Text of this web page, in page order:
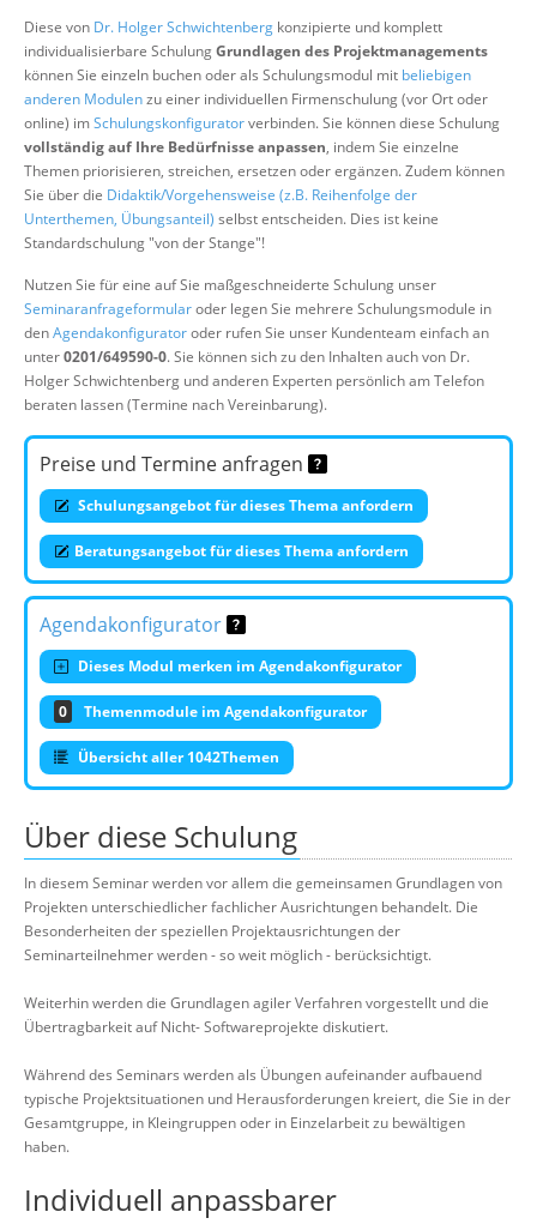
Suche
Diese von Dr. Holger Schwichtenberg konzipierte und komplett
individualisierbare SchulungGrundlagen des Projektmanagements
können Sie einzeln buchen oder als Schulungsmodul mit beliebigen
anderen Modulenzu einer individuellen Firmenschulung (vor Ort oder
online) imSchulungskonfiguratorverbinden. Sie können diese Schulung
vollständig auf Ihre Bedürfnisse anpassen, indem Sie einzelne
Themen priorisieren, streichen, ersetzen oder ergänzen. Zudem können
Sie über die Didaktik/Vorgehensweise (z.B. Reihenfolge der
Unterthemen, Übungsanteil) selbst entscheiden. Dies ist keine
Standardschulung "von der Stange"!
Nutzen Sie für eine auf Sie maßgeschneiderte Schulung unser
Seminaranfrageformularoder legen Sie mehrere Schulungsmodule in
denAgendakonfiguratoroder rufen Sie unser Kundenteam einfach an
unter0201/649590-0. Sie können sich zu den Inhalten auch von Dr.
Holger Schwichtenberg und anderen Experten persönlich am Telefon
beraten lassen (Termine nach Vereinbarung).
Preise und Termine anfragen
Schulungsangebot für dieses Thema anfordern
Beratungsangebot für dieses Thema anfordern
Agendakonfigurator
Dieses Modul merken im Agendakonfigurator
0 Themenmodule im Agendakonfigurator
Übersicht aller 1042Themen
Über diese Schulung
In diesem Seminar werden vor allem die gemeinsamen Grundlagen von
Projekten unterschiedlicher fachlicher Ausrichtungen behandelt. Die
Besonderheiten der speziellen Projektausrichtungen der
Seminarteilnehmer werden - so weit möglich - berücksichtigt.
Weiterhin werden die Grundlagen agiler Verfahren vorgestellt und die
Übertragbarkeit auf Nicht- Softwareprojekte diskutiert.
Während des Seminars werden als Übungen aufeinander aufbauend
typische Projektsituationen und Herausforderungen kreiert, die Sie in der
Gesamtgruppe, in Kleingruppen oder in Einzelarbeit zu bewältigen
haben.
Individuell anpassbarer